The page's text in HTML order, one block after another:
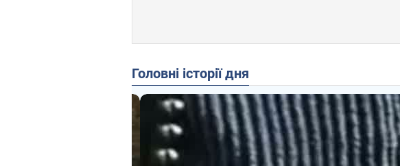
Головні історії дня